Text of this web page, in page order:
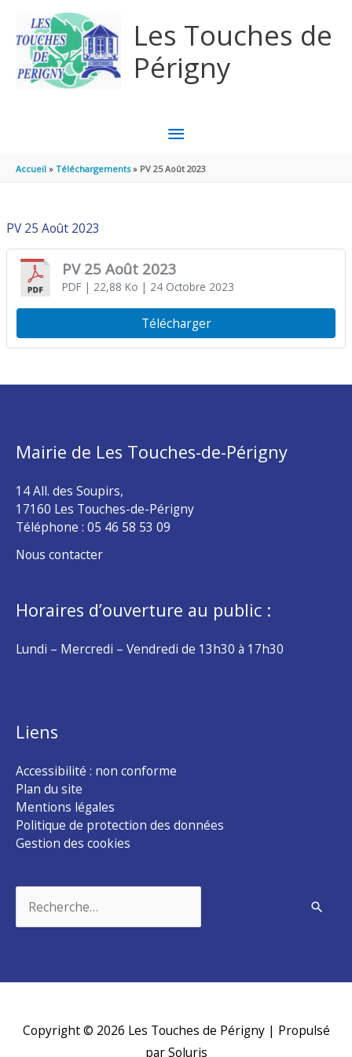
Les Touches de
Périgny
MENU
PRINCIPAL
Accueil Téléchargements PV 25 Août 2023
PV 25 Août 2023
PV 25 Août 2023
PDF| 22,88 Ko | 24 Octobre 2023
Télécharger
Mairie de Les Touches-de-Périgny
14 All. des Soupirs,
17160 Les Touches-de-Périgny
Téléphone : 05 46 58 53 09
Nous contacter
Horaires d’ouverture au public :
Lundi – Mercredi – Vendredi de 13h30 à 17h30
Liens
Accessibilité : non conforme
Plan du site
Mentions légales
Politique de protection des données
Gestion des cookies
Copyright © 2026 Les Touches de Périgny| Propulsé
par Soluris